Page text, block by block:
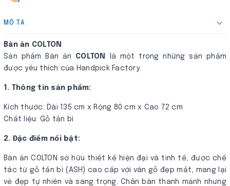
MÔ TẢ
Bàn ăn COLTON
Sản phẩm Bàn ăn COLTON
là một trong những sản phẩm
được yêu thích của Handpick Factory.
1. Thông tin sản phẩm:
Kích thước: Dài 135 cm x Rộng 80 cm x Cao 72 cm
Chất liệu: Gỗ tần bì
2. Đặc điểm nổi bật:
Bàn ăn COLTON sở hữu thiết kế hiện đại và tinh tế, được chế
tác từ gỗ tần bì (ASH) cao cấp với vân gỗ đẹp mắt, mang lại
vẻ đẹp tự nhiên và sang trọng. Chân bàn thanh mảnh nhưng